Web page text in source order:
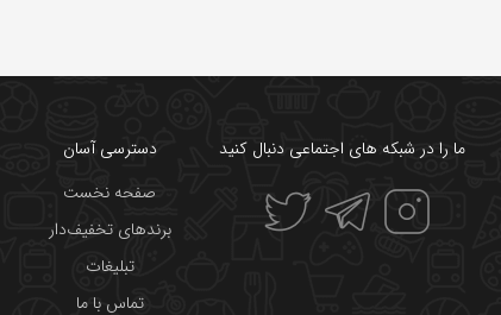
ما را در شبکه های اجتماعی دنبال کنید
دسترسی آسان
صفحه نخست
برندهای تخفیف‌دار
تبلیغات
تماس با ما